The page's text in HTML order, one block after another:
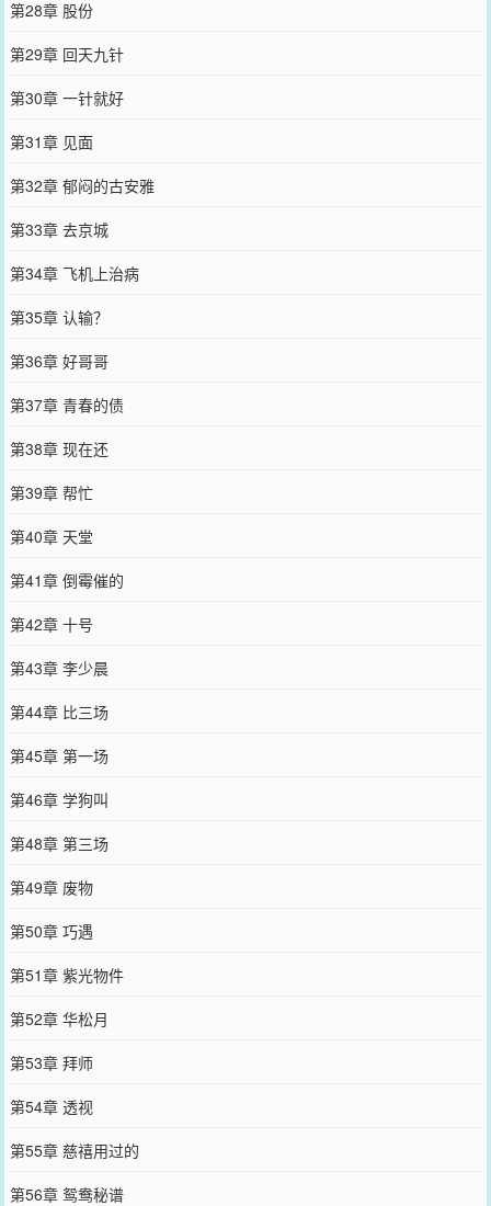
第28章 股份
第29章 回天九针
第30章 一针就好
第31章 见面
第32章 郁闷的古安雅
第33章 去京城
第34章 飞机上治病
第35章 认输？
第36章 好哥哥
第37章 青春的债
第38章 现在还
第39章 帮忙
第40章 天堂
第41章 倒霉催的
第42章 十号
第43章 李少晨
第44章 比三场
第45章 第一场
第46章 学狗叫
第48章 第三场
第49章 废物
第50章 巧遇
第51章 紫光物件
第52章 华松月
第53章 拜师
第54章 透视
第55章 慈禧用过的
第56章 鸳鸯秘谱